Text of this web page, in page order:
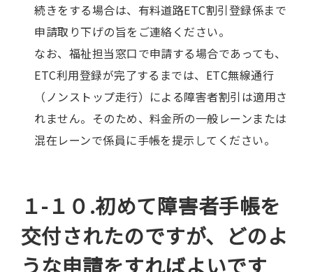
続きをする場合は、有料道路ETC割引登録係まで
申請取り下げの旨をご連絡ください。
なお、福祉担当窓口で申請する場合であっても、
ETC利用登録が完了するまでは、ETC無線通行
（ノンストップ走行）による障害者割引は適用さ
れません。そのため、料金所の一般レーンまたは
混在レーンで係員に手帳を提示してください。
１-１０.初めて障害者手帳を
交付されたのですが、どのよ
うな申請をすればよいです